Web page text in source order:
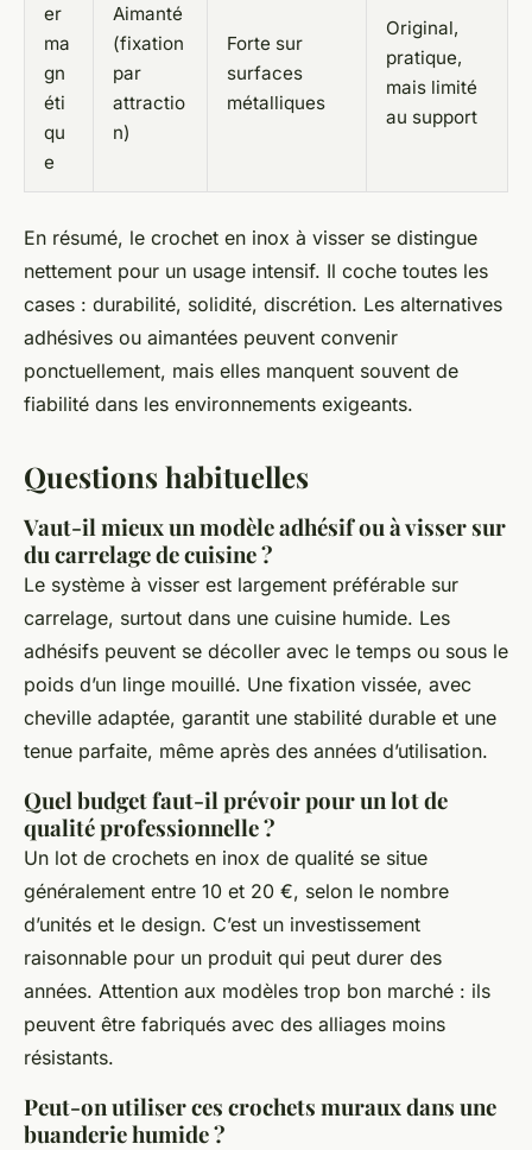
er
ma
gn
éti
qu
e
Aimanté
(fixation
par
attractio
n)
Forte sur
surfaces
métalliques
Original,
pratique,
mais limité
au support
En résumé, le crochet en inox à visser se distingue
nettement pour un usage intensif. Il coche toutes les
cases : durabilité, solidité, discrétion. Les alternatives
adhésives ou aimantées peuvent convenir
ponctuellement, mais elles manquent souvent de
fiabilité dans les environnements exigeants.
Questions habituelles
Vaut-il mieux un modèle adhésif ou à visser sur
du carrelage de cuisine ?
Le système à visser est largement préférable sur
carrelage, surtout dans une cuisine humide. Les
adhésifs peuvent se décoller avec le temps ou sous le
poids d’un linge mouillé. Une fixation vissée, avec
cheville adaptée, garantit une stabilité durable et une
tenue parfaite, même après des années d’utilisation.
Quel budget faut-il prévoir pour un lot de
qualité professionnelle ?
Un lot de crochets en inox de qualité se situe
généralement entre 10 et 20 €, selon le nombre
d’unités et le design. C’est un investissement
raisonnable pour un produit qui peut durer des
années. Attention aux modèles trop bon marché : ils
peuvent être fabriqués avec des alliages moins
résistants.
Peut-on utiliser ces crochets muraux dans une
buanderie humide ?